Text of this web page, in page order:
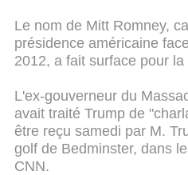
Le nom de Mitt Romney,
présidence américaine
2012, a fait surface pour
L'ex-gouverneur du
avait traité Trump de
être reçu samedi par M.
golf de Bedminster, dans
CNN.